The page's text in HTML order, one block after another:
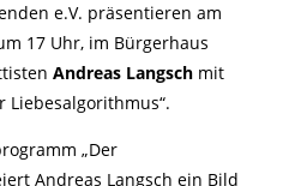
e.V. präsentieren am
17 Uhr, im Bürgerhaus
Andreas Langschmit
Liebesalgorithmus“.
„Der
Andreas Langsch ein Bild